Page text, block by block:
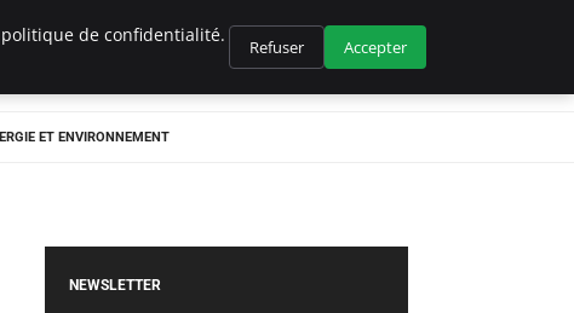
ET ENVIRONNEMENT
NEWSLETTER
de confidentialité.
Refuser Accepter